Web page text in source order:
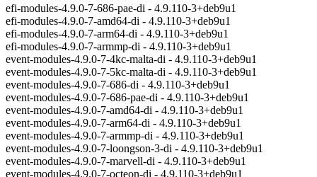
efi-modules-4.9.0-7-686-pae-di - 4.9.110-3+deb9u1
efi-modules-4.9.0-7-amd64-di - 4.9.110-3+deb9u1
efi-modules-4.9.0-7-arm64-di - 4.9.110-3+deb9u1
efi-modules-4.9.0-7-armmp-di - 4.9.110-3+deb9u1
event-modules-4.9.0-7-4kc-malta-di - 4.9.110-3+deb9u1
event-modules-4.9.0-7-5kc-malta-di - 4.9.110-3+deb9u1
event-modules-4.9.0-7-686-di - 4.9.110-3+deb9u1
event-modules-4.9.0-7-686-pae-di - 4.9.110-3+deb9u1
event-modules-4.9.0-7-amd64-di - 4.9.110-3+deb9u1
event-modules-4.9.0-7-arm64-di - 4.9.110-3+deb9u1
event-modules-4.9.0-7-armmp-di - 4.9.110-3+deb9u1
event-modules-4.9.0-7-loongson-3-di - 4.9.110-3+deb9u1
event-modules-4.9.0-7-marvell-di - 4.9.110-3+deb9u1
event-modules-4.9.0-7-octeon-di - 4.9.110-3+deb9u1